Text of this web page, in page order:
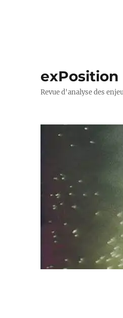
exPosition
Revue d'analyse des